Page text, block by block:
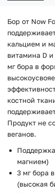
Бор от Now
кальцием и
витамина D
мг бора в
костной
Продукт не
веганов.
магнием)
3 мг бора
(высокая